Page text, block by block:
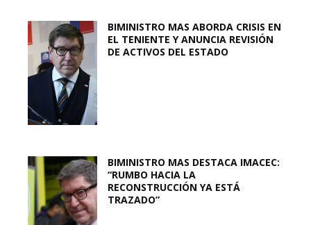
BIMINISTRO MAS ABORDA CRISIS EN
EL TENIENTE Y ANUNCIA REVISIÓN
DE ACTIVOS DEL ESTADO
BIMINISTRO MAS DESTACA IMACEC:
“RUMBO HACIA LA
RECONSTRUCCIÓN YA ESTÁ
TRAZADO”